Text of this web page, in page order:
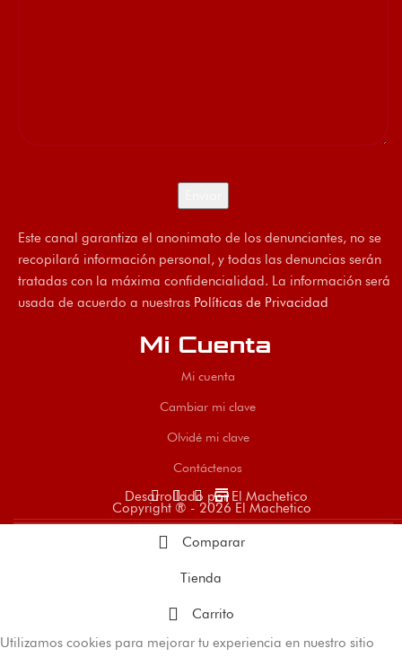
Este canal garantiza el anonimato de los denunciantes, no se
recopilará información personal, y todas las denuncias serán
tratadas con la máxima confidencialidad. La información será
usada de acuerdo a nuestras Políticas de Privacidad
Mi Cuenta
Mi cuenta
Cambiar mi clave
Olvidé mi clave
Contáctenos
store
Desarrollado por El Machetico
Copyright ® - 2026 El Machetico
Comparar
Tienda
Carrito
Utilizamos cookies para mejorar tu experiencia en nuestro sitio